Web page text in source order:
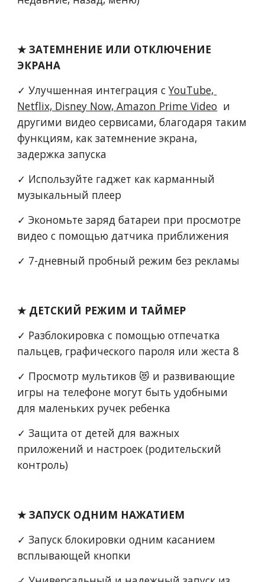
★ ЗАТЕМНЕНИЕ ИЛИ ОТКЛЮЧЕНИЕ
ЭКРАНА
✓ Улучшенная интеграция с YouTube,
Netflix, Disney Now, Amazon Prime Video
  и
другими видео сервисами, благодаря таким
функциям, как затемнение экрана,
задержка запуска
✓ Используйте гаджет как карманный
музыкальный плеер
✓ Экономьте заряд батареи при просмотре
видео с помощью датчика приближения
✓ 7-дневный пробный режим без рекламы
★ ДЕТСКИЙ РЕЖИМ И ТАЙМЕР
✓ Разблокировка с помощью отпечатка
пальцев, графического пароля или жеста 8
✓ Просмотр мультиков 😻 и развивающие
игры на телефоне могут быть удобными
для маленьких ручек ребенка
✓ Защита от детей для важных
приложений и настроек (родительский
контроль)
★ ЗАПУСК ОДНИМ НАЖАТИЕМ
✓ Запуск блокировки одним касанием
всплывающей кнопки